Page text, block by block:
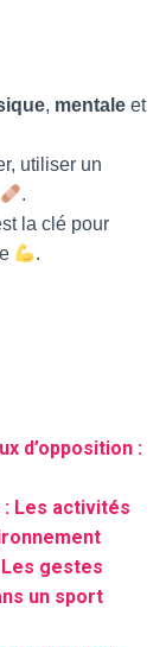
, mentale et
utiliser un
.
la clé pour
.
d’opposition :
: Les activités
Les gestes
un sport